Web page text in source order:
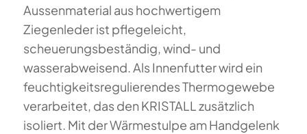
Aussenmaterial aus hochwertigem
Ziegenleder ist pflegeleicht,
scheuerungsbeständig, wind- und
wasserabweisend. Als Innenfutter wird ein
feuchtigkeitsregulierendes Thermogewebe
verarbeitet, das den KRISTALL zusätzlich
isoliert. Mit der Wärmestulpe am Handgelenk